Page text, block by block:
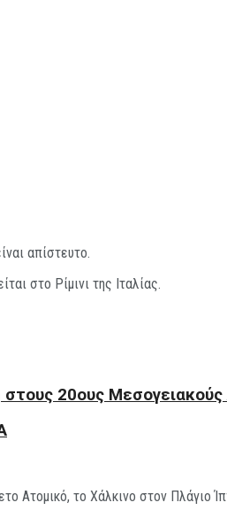
απίστευτο.
στο Ρίμινι της Ιταλίας.
20ους
Ατομικό, το Χάλκινο στον Πλάγιο